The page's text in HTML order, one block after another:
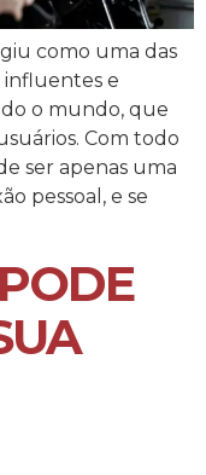
como uma das
influentes e
o mundo, que
Com todo
ser apenas uma
pessoal, e se